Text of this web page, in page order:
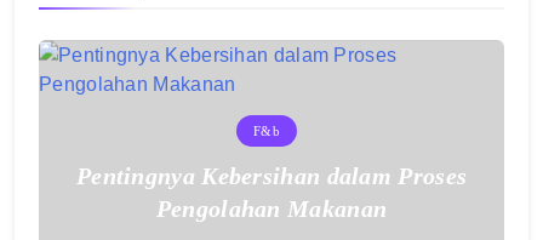
F&b
Pentingnya Kebersihan dalam Proses
Pengolahan Makanan